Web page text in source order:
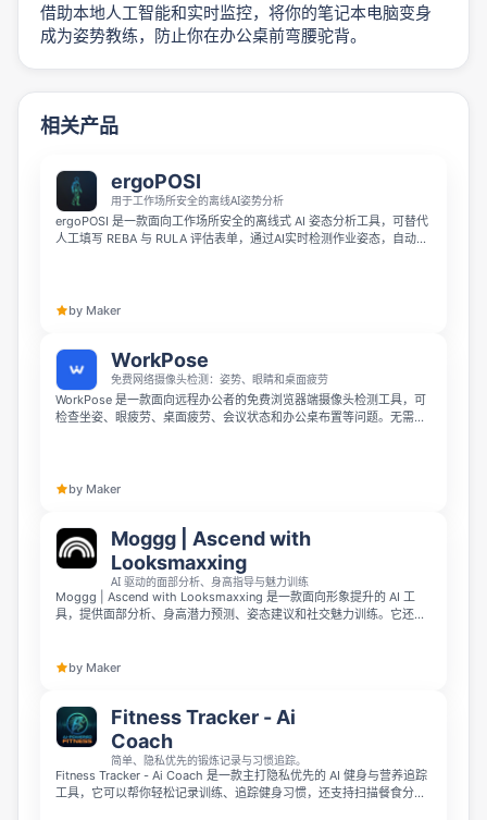
借助本地人工智能和实时监控，将你的笔记本电脑变身
成为姿势教练，防止你在办公桌前弯腰驼背。
相关产品
ergoPOSI
用于工作场所安全的离线AI姿势分析
ergoPOSI 是一款面向工作场所安全的离线式 AI 姿态分析工具，可替代
人工填写 REBA 与 RULA 评估表单，通过AI实时检测作业姿态，自动完
by Maker
WorkPose
免费网络摄像头检测：姿势、眼睛和桌面疲劳
WorkPose 是一款面向远程办公者的免费浏览器端摄像头检测工具，可
检查坐姿、眼疲劳、桌面疲劳、会议状态和办公桌布置等问题。无需安
by Maker
Moggg | Ascend with
Looksmaxxing
AI 驱动的面部分析、身高指导与魅力训练
Moggg | Ascend with Looksmaxxing 是一款面向形象提升的 AI 工
具，提供面部分析、身高潜力预测、姿态建议和社交魅力训练。它还能
by Maker
Fitness Tracker - Ai
Coach
简单、隐私优先的锻炼记录与习惯追踪。
Fitness Tracker - Ai Coach 是一款主打隐私优先的 AI 健身与营养追踪
工具，它可以帮你轻松记录训练、追踪健身习惯，还支持扫描餐食分析